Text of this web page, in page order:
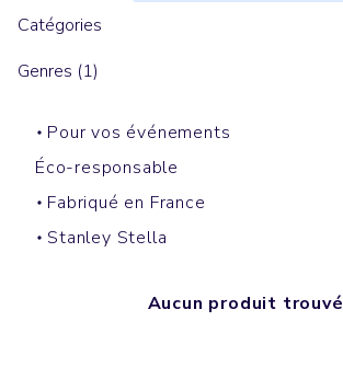
Catégories
Genres (1)
Pour vos événements
Éco-responsable
Fabriqué en France
Stanley Stella
Aucun produit trouvé